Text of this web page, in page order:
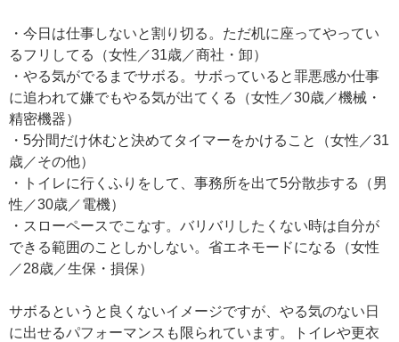
・今日は仕事しないと割り切る。ただ机に座ってやってい
るフリしてる（女性／31歳／商社・卸）
・やる気がでるまでサボる。サボっていると罪悪感か仕事
に追われて嫌でもやる気が出てくる（女性／30歳／機械・
精密機器）
・5分間だけ休むと決めてタイマーをかけること（女性／31
歳／その他）
・トイレに行くふりをして、事務所を出て5分散歩する（男
性／30歳／電機）
・スローペースでこなす。バリバリしたくない時は自分が
できる範囲のことしかしない。省エネモードになる（女性
／28歳／生保・損保）
サボるというと良くないイメージですが、やる気のない日
に出せるパフォーマンスも限られています。トイレや更衣